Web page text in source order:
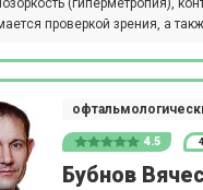
проверкой зрения, а
4.5
Бубнов